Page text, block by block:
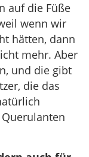
auf die Füße
wenn wir
hätten, dann
mehr. Aber
und die gibt
die das